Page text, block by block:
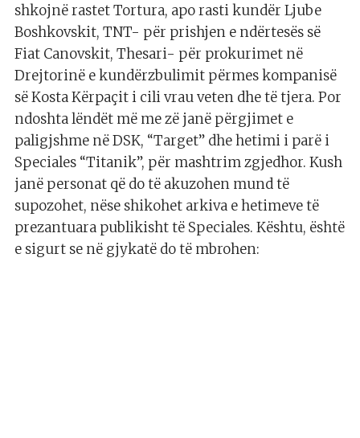
shkojnë rastet Tortura, apo rasti kundër Ljube
Boshkovskit, TNT- për prishjen e ndërtesës së
Fiat Canovskit, Thesari- për prokurimet në
Drejtorinë e kundërzbulimit përmes kompanisë
së Kosta Kërpaçit i cili vrau veten dhe të tjera. Por
ndoshta lëndët më me zë janë përgjimet e
paligjshme në DSK, “Target” dhe hetimi i parë i
Speciales “Titanik”, për mashtrim zgjedhor. Kush
janë personat që do të akuzohen mund të
supozohet, nëse shikohet arkiva e hetimeve të
prezantuara publikisht të Speciales. Kështu, është
e sigurt se në gjykatë do të mbrohen: